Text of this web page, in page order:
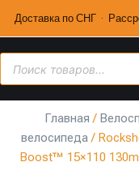
Доставка по СНГ ·
Главная /
велосипеда/
Boost™ 15×110